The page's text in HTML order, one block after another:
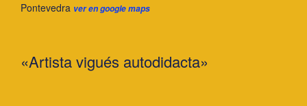
Pontevedra ver en google maps
«Artista vigués autodidacta»